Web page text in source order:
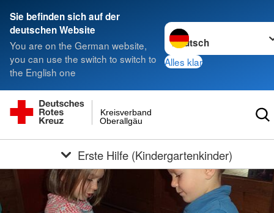
Sie befinden sich auf der
deutschen Website
You are on the German website,
you can use the switch to switch to
the English one
Sprache wechseln zu
Alles klar
Oberallgäu
Kreisverband
Erste Hilfe (Kindergartenkinder)